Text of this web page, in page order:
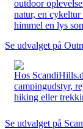
outdoor
natur, en
himmel en lys
Se udvalget på
Hos
campingudstyr,
hiking eller
Se udvalget på